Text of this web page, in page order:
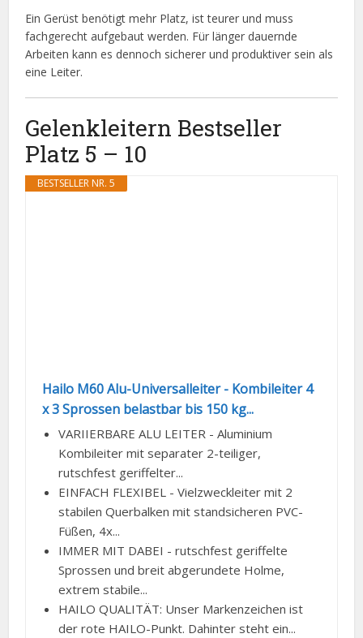
Ein Gerüst benötigt mehr Platz, ist teurer und muss
fachgerecht aufgebaut werden. Für länger dauernde
Arbeiten kann es dennoch sicherer und produktiver sein als
eine Leiter.
Gelenkleitern Bestseller
Platz 5 – 10
BESTSELLER NR. 5
Hailo M60 Alu-Universalleiter - Kombileiter 4
x 3 Sprossen belastbar bis 150 kg...
VARIIERBARE ALU LEITER - Aluminium
Kombileiter mit separater 2-teiliger,
rutschfest geriffelter...
EINFACH FLEXIBEL - Vielzweckleiter mit 2
stabilen Querbalken mit standsicheren PVC-
Füßen, 4x...
IMMER MIT DABEI - rutschfest geriffelte
Sprossen und breit abgerundete Holme,
extrem stabile...
HAILO QUALITÄT: Unser Markenzeichen ist
der rote HAILO-Punkt. Dahinter steht ein...